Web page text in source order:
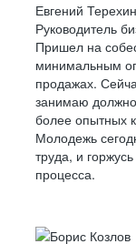
Евгений Терехин
Руководитель
Пришел на
минимальным
продажах.
занимаю
более опытных
Молодежь
труда, и
процесса.